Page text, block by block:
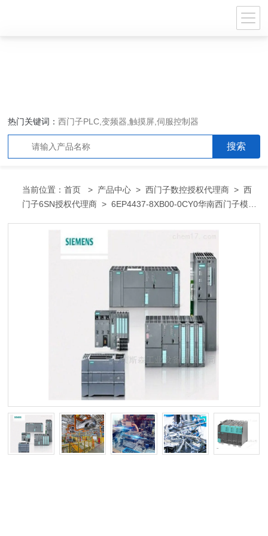
热门关键词：西门子PLC,变频器,触摸屏,伺服控制器
当前位置：首页 > 产品中心 >西门子数控授权代理商 >西
门子6SN授权代理商 > 6EP4437-8XB00-0CY0华南西门子模块